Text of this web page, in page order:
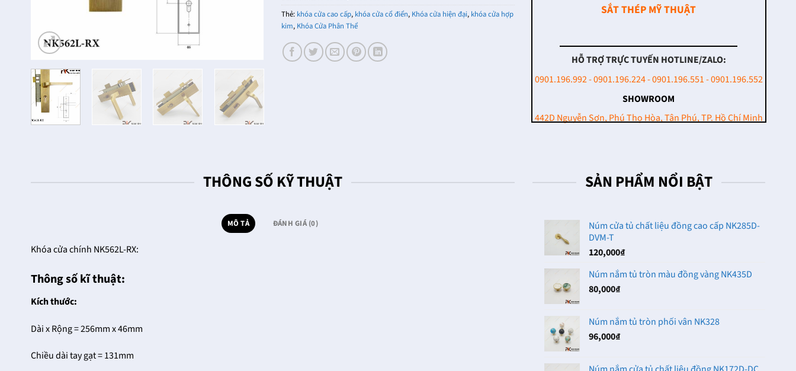
Thẻ: khóa cửa cao cấp, khóa cửa cổ điển, Khóa cửa hiện đại, khóa cửa hợp
kim, Khóa Cửa Phân Thể
SẮT THÉP MỸ THUẬT
HỖ TRỢ TRỰC TUYẾN HOTLINE/ZALO:
0901.196.992 - 0901.196.224 - 0901.196.551 - 0901.196.552
SHOWROOM
442D Nguyễn Sơn, Phú Thọ Hòa, Tân Phú, TP. Hồ Chí Minh
THÔNG SỐ KỸ THUẬT
MÔ TẢ ĐÁNH GIÁ (0)
Khóa cửa chính NK562L-RX:
Thông số kĩ thuật:
Kích thước:
Dài x Rộng = 256mm x 46mm
Chiều dài tay gạt = 131mm
SẢN PHẨM NỔI BẬT
Núm cửa tủ chất liệu đồng cao cấp NK285D-
DVM-T
120,000₫
Núm nắm tủ tròn màu đồng vàng NK435D
80,000₫
Núm nắm tủ tròn phối vân NK328
96,000₫